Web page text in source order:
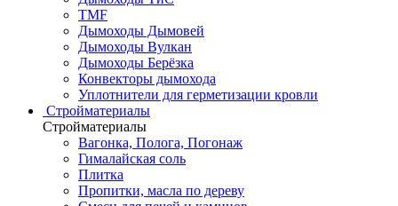
TMF
Дымоходы Дымовей
Дымоходы Вулкан
Дымоходы Берёзка
Конвекторы дымохода
Уплотнители для герметизации кровли
Стройматериалы
Стройматериалы
Вагонка, Полога, Погонаж
Гималайская соль
Плитка
Пропитки, масла по дереву